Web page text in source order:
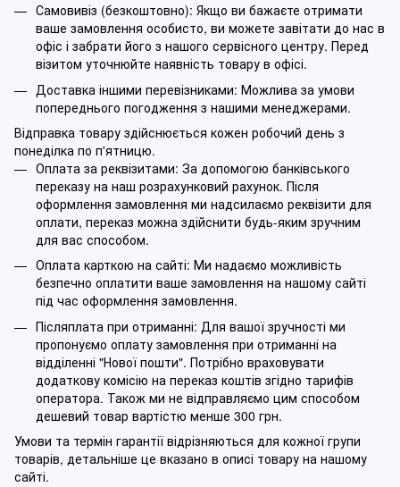
Самовивіз (безкоштовно): Якщо ви бажаєте отримати
ваше замовлення особисто, ви можете завітати до нас в
офіс і забрати його з нашого сервісного центру. Перед
візитом уточнюйте наявність товару в офісі.
Доставка іншими перевізниками: Можлива за умови
попереднього погодження з нашими менеджерами.
Відправка товару здійснюється кожен робочий день з
понеділка по п'ятницю.
Оплата за реквізитами: За допомогою банківського
переказу на наш розрахунковий рахунок. Після
оформлення замовлення ми надсилаємо реквізити для
оплати, переказ можна здійснити будь-яким зручним
для вас способом.
Оплата карткою на сайті: Ми надаємо можливість
безпечно оплатити ваше замовлення на нашому сайті
під час оформлення замовлення.
Післяплата при отриманні: Для вашої зручності ми
пропонуємо оплату замовлення при отриманні на
відділенні "Нової пошти". Потрібно враховувати
додаткову комісію на переказ коштів згідно тарифів
оператора. Також ми не відправляємо цим способом
дешевий товар вартістю менше 300 грн.
Умови та термін гарантії відрізняються для кожної групи
товарів, детальніше це вказано в описі товару на нашому
сайті.